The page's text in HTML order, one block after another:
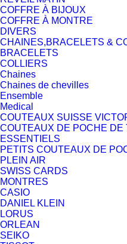
COFFRE À BIJOUX
COFFRE À MONTRE
DIVERS
CHAINES,BRACELETS &
BRACELETS
COLLIERS
Chaines
Chaines de chevilles
Ensemble
Medical
COUTEAUX SUISSE
COUTEAUX DE POCHE DE
ESSENTIELS
PETITS COUTEAUX DE
PLEIN AIR
SWISS CARDS
MONTRES
CASIO
DANIEL KLEIN
LORUS
ORLEAN
SEIKO